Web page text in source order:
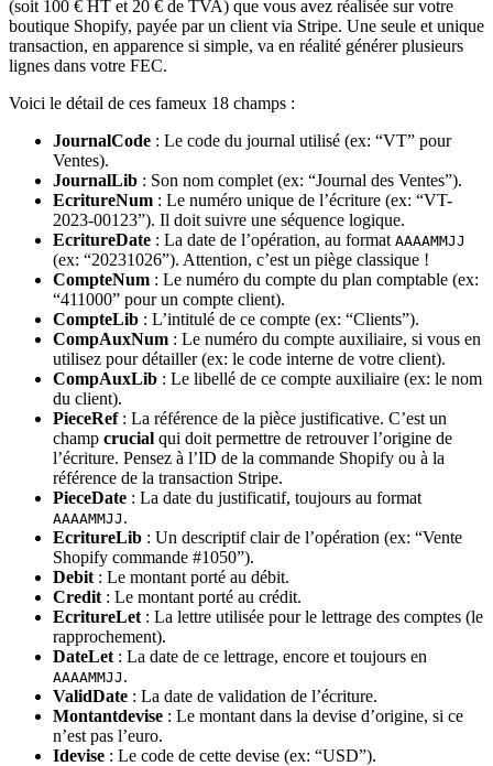
(soit 100 € HT et 20 € de TVA) que vous avez réalisée sur votre
boutique Shopify, payée par un client via Stripe. Une seule et unique
transaction, en apparence si simple, va en réalité générer plusieurs
lignes dans votre FEC.
Voici le détail de ces fameux 18 champs :
JournalCode : Le code du journal utilisé (ex: “VT” pour
Ventes).
JournalLib : Son nom complet (ex: “Journal des Ventes”).
EcritureNum : Le numéro unique de l’écriture (ex: “VT-
2023-00123”). Il doit suivre une séquence logique.
EcritureDate : La date de l’opération, au format AAAAMMJJ
(ex: “20231026”). Attention, c’est un piège classique !
CompteNum : Le numéro du compte du plan comptable (ex:
“411000” pour un compte client).
CompteLib : L’intitulé de ce compte (ex: “Clients”).
CompAuxNum : Le numéro du compte auxiliaire, si vous en
utilisez pour détailler (ex: le code interne de votre client).
CompAuxLib : Le libellé de ce compte auxiliaire (ex: le nom
du client).
PieceRef: La référence de la pièce justificative. C’est un
champ crucial qui doit permettre de retrouver l’origine de
l’écriture. Pensez à l’ID de la commande Shopify ou à la
référence de la transaction Stripe.
PieceDate : La date du justificatif, toujours au format
AAAAMMJJ .
EcritureLib : Un descriptif clair de l’opération (ex: “Vente
Shopify commande #1050”).
Debit : Le montant porté au débit.
Credit : Le montant porté au crédit.
EcritureLet : La lettre utilisée pour le lettrage des comptes (le
rapprochement).
DateLet : La date de ce lettrage, encore et toujours en
AAAAMMJJ .
ValidDate : La date de validation de l’écriture.
Montantdevise : Le montant dans la devise d’origine, si ce
n’est pas l’euro.
Idevise : Le code de cette devise (ex: “USD”).